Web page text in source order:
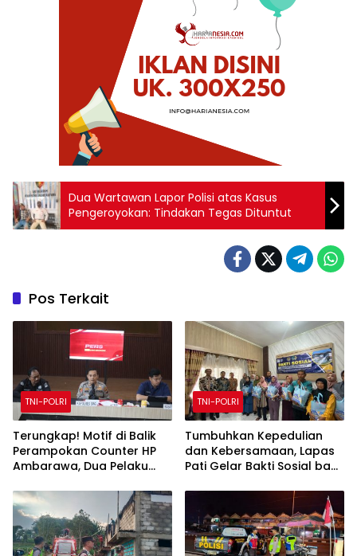
Dua Wartawan Lapor Polisi atas Kasus
Pengeroyokan: Tindakan Tegas Dituntut
Pos Terkait
TNI-POLRI
Terungkap! Motif di Balik
Perampokan Counter HP
Ambarawa, Dua Pelaku
Bawa puluhan HP
TNI-POLRI
Tumbuhkan Kepedulian
dan Kebersamaan, Lapas
Pati Gelar Bakti Sosial bagi